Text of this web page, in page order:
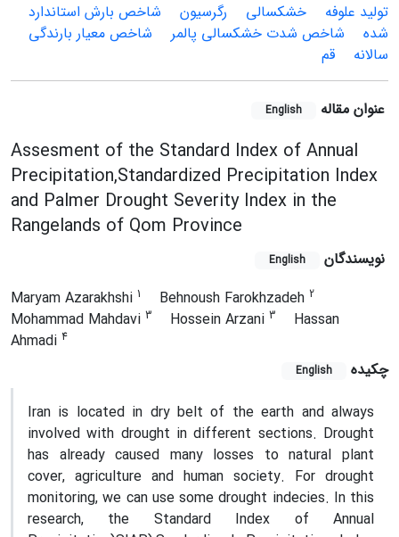
تولید علوفه
خشکسالی رگرسیون
شاخص بارش استاندارد
شده
شاخص شدت خشکسالی پالمر
شاخص معیار بارندگی
سالانه
قم
عنوان مقاله English
Assesment of the Standard Index of Annual
Precipitation,Standardized Precipitation Index
and Palmer Drought Severity Index in the
Rangelands of Qom Province
نویسندگان English
Maryam Azarakhshi 1 Behnoush Farokhzadeh 2
Mohammad Mahdavi 3 Hossein Arzani 3
Hassan
Ahmadi 4
چکیده English
Iran is located in dry belt of the earth and always
involved with drought in different sections. Drought
has already caused many losses to natural plant
cover, agriculture and human society. For drought
monitoring, we can use some drought indecies. In this
research, the Standard Index of Annual